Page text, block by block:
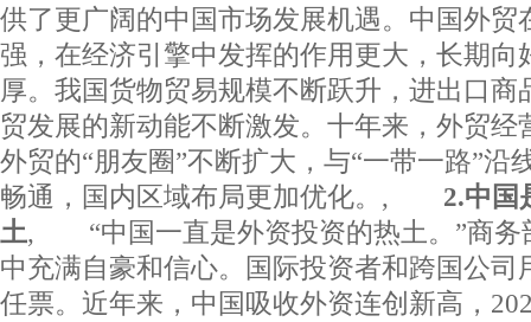
供了更广阔的中国市场发展机遇。中国外贸
强，在经济引擎中发挥的作用更大，长期向
厚。我国货物贸易规模不断跃升，进出口商
贸发展的新动能不断激发。十年来，外贸经
外贸的“朋友圈”不断扩大，与“一带一路”沿
畅通，国内区域布局更加优化。, 2.中国
土, “中国一直是外资投资的热土。”商务
中充满自豪和信心。国际投资者和跨国公司
任票。近年来，中国吸收外资连创新高，